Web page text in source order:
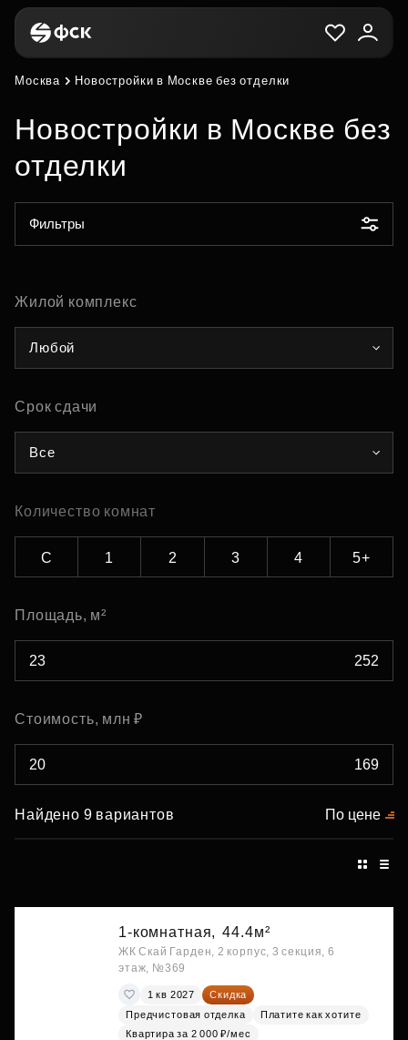
Москва Новостройки в Москве без отделки
Новостройки в Москве без
отделки
Фильтры
Жилой комплекс
Любой
Срок сдачи
Все
Количество комнат
С 1 2 3 4 5+
Площадь, м²
Стоимость, млн ₽
Найдено 9 вариантов По цене
1-комнатная, 44.4м²
ЖК Скай Гарден, 2 корпус, 3 секция, 6
этаж, №369
1 кв 2027
Скидка
Предчистовая отделка
Платите как хотите
Квартира за 2 000 ₽/мес